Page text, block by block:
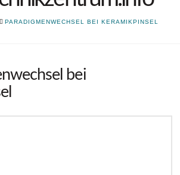
PARADIGMENWECHSEL BEI KERAMIKPINSEL
bei